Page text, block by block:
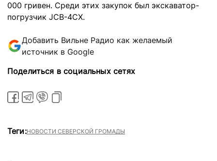
000 гривен. Среди этих закупок был экскаватор-
погрузчик JCB-4CX.
Добавить Вильне Радио как желаемый
источник в Google
Поделиться в социальных сетях
Теги:НОВОСТИ СЕВЕРСКОЙ ГРОМАДЫ